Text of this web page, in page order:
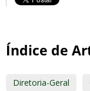
Índice de
Diretoria-Geral